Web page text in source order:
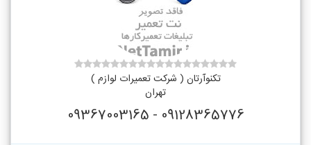
تکنوآرتان ( شرکت تعمیرات لوازم )
تهران
09128365776 - 09367003165